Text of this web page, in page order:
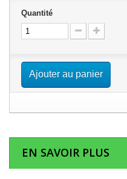
Quantité
Ajouter au panier
EN SAVOIR PLUS